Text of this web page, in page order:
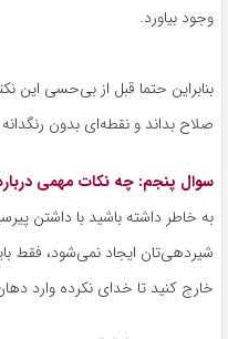
وجود بیاورد.
بنابراین حتما قبل از بی‌حسی این
صلاح بداند و نقطه‌ای بدون
سوال پنجم: چه نکات مهمی
به خاطر داشته باشید با داشتن
شیردهی‌تان ایجاد نمی‌شود، فقط
خارج کنید تا خدای نکرده وارد